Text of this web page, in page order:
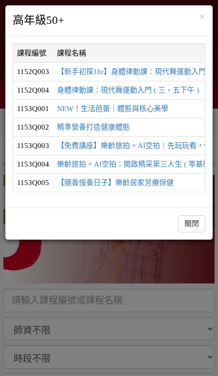
English 網站導覽
網頁選單
購物車 0
智能客服
課程系列
相關連結
推廣課程 樂齡 / 50無限
×
高年級50+
課程編號 課程名稱
1152Q003 【新手初探1hr】身體律動課：現代舞運動入門 (
1152Q004 身體律動課：現代舞運動入門 ( 三、五下午 )
1153Q001 NEW！生活芭蕾｜體態與核心美學
1153Q002 精準營養打造健康體態
1153Q003 【免費講座】樂齡旅拍 × AI空拍｜先玩玩看，你
1153Q004 樂齡旅拍 × AI空拍：開啟精采第三人生 ( 零基礎
1153Q005 【隨香慢養日子】樂齡居家芳療保健
關閉